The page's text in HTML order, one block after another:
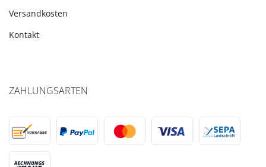
Versandkosten
Kontakt
ZAHLUNGSARTEN